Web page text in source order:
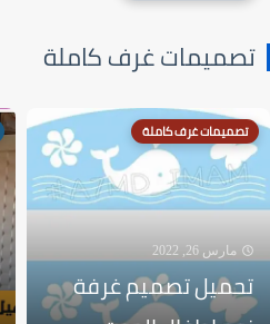
تصميمات غرف كاملة
تصميمات غرف كاملة
مارس 26, 2022
تحميل تصميم غرفة